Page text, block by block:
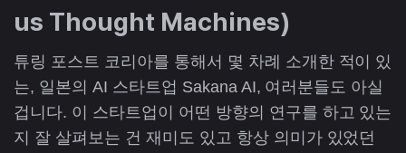
us Thought Machines)
튜링 포스트 코리아를 통해서 몇 차례 소개한 적이 있
는, 일본의 AI 스타트업 Sakana AI, 여러분들도 아실
겁니다. 이 스타트업이 어떤 방향의 연구를 하고 있는
지 잘 살펴보는 건 재미도 있고 항상 의미가 있었던